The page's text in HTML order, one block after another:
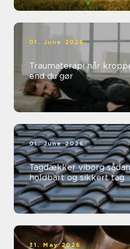
01. June 2026
Traumaterapi når kroppen husker mere
end du gør
01. June 2026
Tagdækker viborg sådan får du et
holdbart og sikkert tag
31. May 2026